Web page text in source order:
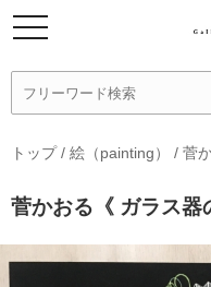
トップ/ 絵（painting） / 菅
菅かおる《 ガラス器